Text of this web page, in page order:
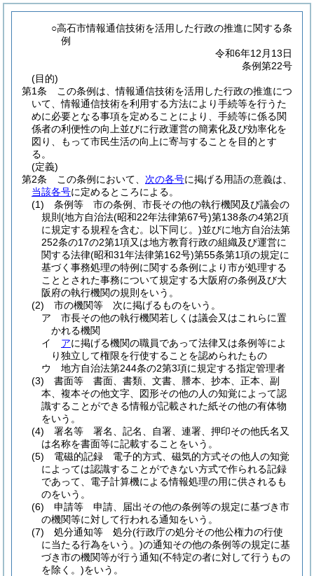
○高石市情報通信技術を活用した行政の推進に関する条
例
令和6年12月13日
条例第22号
(目的)
第1条
この条例は、情報通信技術を活用した行政の推進につ
いて、情報通信技術を利用する方法により手続等を行うた
めに必要となる事項を定めることにより、手続等に係る関
係者の利便性の向上並びに行政運営の簡素化及び効率化を
図り、もって市民生活の向上に寄与することを目的とす
る。
(定義)
第2条
この条例において、 次の各号に掲げる用語の意義は、
当該各号に定めるところによる。
(1)
条例等 市の条例、市長その他の執行機関及び議会の
規則 (地方自治法(昭和22年法律第67号)第138条の4第2項
に規定する規程を含む。以下同じ。)並びに地方自治法第
252条の17の2第1項又は地方教育行政の組織及び運営に
関する法律(昭和31年法律第162号)第55条第1項の規定に
基づく事務処理の特例に関する条例により市が処理する
こととされた事務について規定する大阪府の条例及び大
阪府の執行機関の規則をいう。
(2)
市の機関等 次に掲げるものをいう。
ア
市長その他の執行機関若しくは議会又はこれらに置
かれる機関
イ
アに掲げる機関の職員であって法律又は条例等によ
り独立して権限を行使することを認められたもの
ウ
地方自治法第244条の2第3項に規定する指定管理者
(3)
書面等 書面、書類、文書、謄本、抄本、正本、副
本、複本その他文字、図形その他の人の知覚によって認
識することができる情報が記載された紙その他の有体物
をいう。
(4)
署名等 署名、記名、自署、連署、押印その他氏名又
は名称を書面等に記載することをいう。
(5)
電磁的記録 電子的方式、磁気的方式その他人の知覚
によっては認識することができない方式で作られる記録
であって、電子計算機による情報処理の用に供されるも
のをいう。
(6)
申請等 申請、届出その他の条例等の規定に基づき市
の機関等に対して行われる通知をいう。
(7)
処分通知等 処分(行政庁の処分その他公権力の行使
に当たる行為をいう。)の通知その他の条例等の規定に基
づき市の機関等が行う通知(不特定の者に対して行うもの
を除く。)をいう。